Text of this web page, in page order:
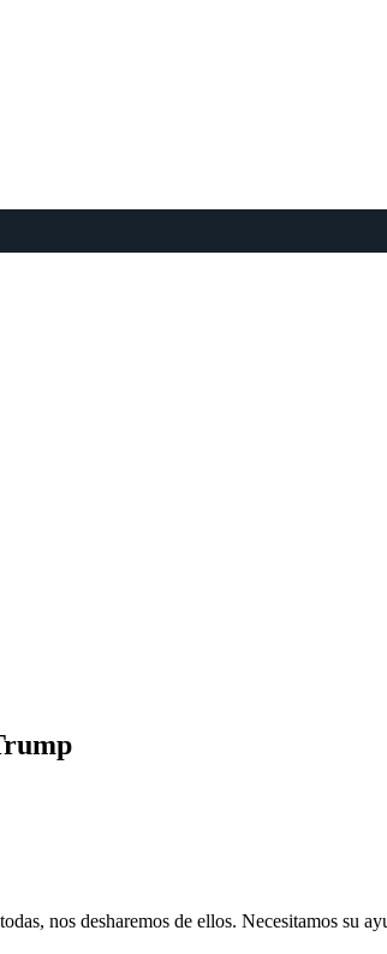
nos desharemos de ellos. Necesitamos su